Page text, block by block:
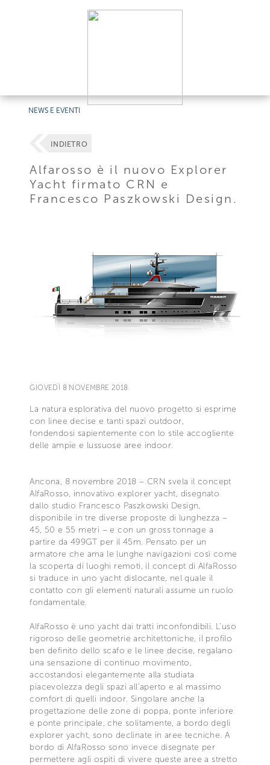
NEWS E EVENTI
INDIETRO
Alfarosso è il nuovo Explorer
Yacht firmato CRN e
Francesco Paszkowski Design.
GIOVEDÌ 8 NOVEMBRE 2018
La natura esplorativa del nuovo progetto si esprime
con linee decise e tanti spazi outdoor,
fondendosi sapientemente con lo stile accogliente
delle ampie e lussuose aree indoor.
Ancona, 8 novembre 2018 – CRN svela il concept
AlfaRosso, innovativo explorer yacht, disegnato
dallo studio Francesco Paszkowski Design,
disponibile in tre diverse proposte di lunghezza –
45, 50 e 55 metri – e con un gross tonnage a
partire da 499GT per il 45m. Pensato per un
armatore che ama le lunghe navigazioni così come
la scoperta di luoghi remoti, il concept di AlfaRosso
si traduce in uno yacht dislocante, nel quale il
contatto con gli elementi naturali assume un ruolo
fondamentale.
AlfaRosso è uno yacht dai tratti inconfondibili. L’uso
rigoroso delle geometrie architettoniche, il profilo
ben definito dello scafo e le linee decise, regalano
una sensazione di continuo movimento,
accostandosi elegantemente alla studiata
piacevolezza degli spazi all’aperto e al massimo
comfort di quelli indoor. Singolare anche la
progettazione delle zone di poppa, ponte inferiore
e ponte principale, che solitamente, a bordo degli
explorer yacht, sono declinate in aree tecniche. A
bordo di AlfaRosso sono invece disegnate per
permettere agli ospiti di vivere queste aree a stretto